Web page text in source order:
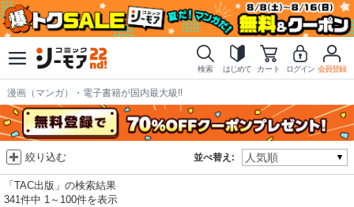
検索 はじめて カート ログイン 会員登録
漫画（マンガ）・電子書籍が国内最大級!!
並べ替え:
絞り込む
「TAC出版」の検索結果
341件中 1～100件を表示